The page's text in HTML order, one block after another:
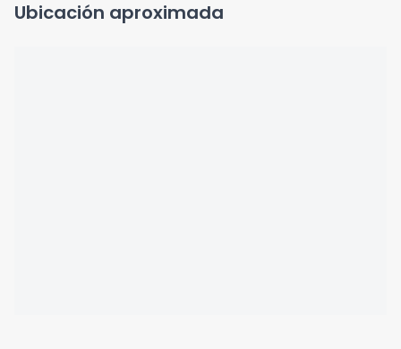
Ubicación aproximada